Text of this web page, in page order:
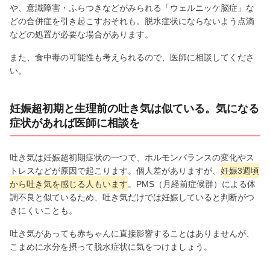
や、意識障害・ふらつきなどがみられる「ウェルニッケ脳症」な
どの合併症を引き起こすおそれも。脱水症状にならないよう点滴
などの処置が必要な場合があります。
また、食中毒の可能性も考えられるので、医師に相談してくださ
い。
妊娠超初期と生理前の吐き気は似ている。気になる
症状があれば医師に相談を
吐き気は妊娠超初期症状の一つで、ホルモンバランスの変化やス
トレスなどが原因で起こります。個人差がありますが、 妊娠3週頃
から吐き気を感じる人もいます。PMS（月経前症候群）による体
調不良と似ているため、吐き気だけでは妊娠していると判断がつ
きにくいことも。
吐き気があっても赤ちゃんに直接影響することはありませんが、
こまめに水分を摂って脱水症状に気をつけましょう。